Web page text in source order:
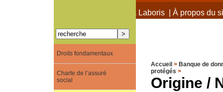
À propos de Terra Laboris| À propos du
Accueil > Banque de
protégés >
Origine /
Droits fondamentaux
Charte de l’assuré
social